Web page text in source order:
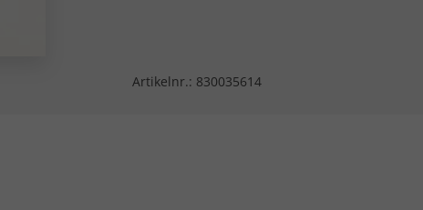
Artikelnr.: 830035614